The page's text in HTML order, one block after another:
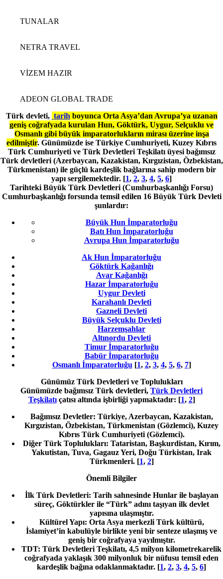
TUNALAR
NETRA TRAVEL
VİZEM HAZIR
ADEON GLOBAL TRADE
Türk devleti, tarih boyunca Orta Asya’dan Avrupa’ya uzanan
geniş coğrafyada kurulan Hun, Göktürk, Uygur, Selçuklu ve
Osmanlı gibi büyük imparatorlukların mirası üzerine inşa
edilmiştir. Günümüzde ise Türkiye Cumhuriyeti, Kuzey Kıbrıs
Türk Cumhuriyeti ve Türk Devletleri Teşkilatı üyesi bağımsız
Türk devletleri (Azerbaycan, Kazakistan, Kırgızistan, Özbekistan,
Türkmenistan) ile güçlü kardeşlik bağlarına sahip modern bir
yapı sergilemektedir. [1, 2, 3, 4, 5, 6]
Tarihteki Büyük Türk Devletleri (Cumhurbaşkanlığı Forsu)
Cumhurbaşkanlığı forsunda temsil edilen 16 Büyük Türk Devleti
şunlardır:
Büyük Hun İmparatorluğu
Batı Hun İmparatorluğu
Avrupa Hun İmparatorluğu
Ak Hun İmparatorluğu
Göktürk Kağanlığı
Avar Kağanlığı
Hazar İmparatorluğu
Uygur Devleti
Karahanlı Devleti
Gazneli Devleti
Büyük Selçuklu Devleti
Harzemşahlar
Altınordu Devleti
Timur İmparatorluğu
Babür İmparatorluğu
Osmanlı İmparatorluğu [1, 2, 3, 4, 5, 6, 7]
Günümüz Türk Devletleri ve Toplulukları
Günümüzde bağımsız Türk devletleri, Türk Devletleri
Teşkilatıçatısı altında işbirliği yapmaktadır: [1, 2]
Bağımsız Devletler: Türkiye, Azerbaycan, Kazakistan,
Kırgızistan, Özbekistan, Türkmenistan (Gözlemci), Kuzey
Kıbrıs Türk Cumhuriyeti (Gözlemci).
Diğer Türk Toplulukları: Tataristan, Başkurdistan, Kırım,
Yakutistan, Tuva, Gagauz Yeri, Doğu Türkistan, Irak
Türkmenleri.[1, 2]
Önemli Bilgiler
İlk Türk Devletleri: Tarih sahnesinde Hunlar ile başlayan
süreç, Göktürkler ile “Türk” adını taşıyan ilk devlet
yapısına ulaşmıştır.
Kültürel Yapı: Orta Asya merkezli Türk kültürü,
İslamiyet’in kabulüyle birlikte yeni bir senteze ulaşmış ve
geniş bir coğrafyaya yayılmıştır.
TDT: Türk Devletleri Teşkilatı, 4,5 milyon kilometrekarelik
coğrafyada yaklaşık 300 milyonluk bir nüfusu temsil eden
kardeşlik bağına odaklanmaktadır. [1, 2, 3, 4, 5, 6]